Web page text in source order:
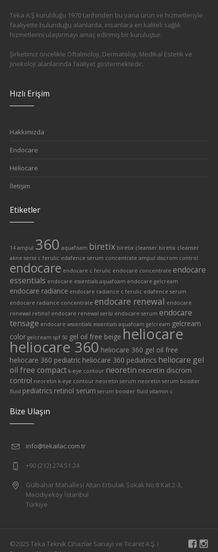
Teka A.Ş kurulduğu 1970 tarihinden bu yana ürün ve hizmetleriyle
faaliyette bulunduğu alanlarda, insanlara en kaliteli sağlık
hizmetlerini ulaştırmayı amaç edinmiş bir kuruluştur.
Şirketimiz öncelikle Oftalmoloji, Dermatoloji, Medikal Estetik ve
Jinekoloji alanlarında faaliyet göstermektedir.
Hızlı Erişim
Hakkımızda
Endocare
Heliocare
İletişim
Etiketler
14 ampul 360 aquafoam biretix biretix cleanser biretix cleanser
akne serisi c ferulic edafence serum concentrate ampul discrom control
endocare endocare c ferulic endocare concentrate endocare
essentials endocare essentials aquafoam endocare gelcream
endocare radiance endocare radiance c ferulic edafence serum
endocare radiance concentrate endocare renewal endocare
renewal retinol endocare renewal serisi endocare serum endocare
tensage endocare wssentials essentials aquafoam gelcream gelcream
color gelcream spf 50 gel oil free beige heliocare
heliocare 360 heliocare 360 gel oil free
heliocare 360 pediatric heliocare 360 pediatrics heliocare gel
oil free compact k-eye contour neoretin neoretin discrom
control neoretin k-eye contour neoretin serum neoretin serum booster
fluid pediatrics retinol serum serum booster fluid vitamin c
Bize Ulaşın
info@tekailac.com.tr
+90 (212) 274 51 24
Gülbahar Mahallesi Altan Erbulak Sokak No:8 Kat.2-3,
Mecidiyeköy İstanbul
Türkiye
©2025 Teka Teknik Cihazlar Sanayi ve Ticaret A.Ş. I